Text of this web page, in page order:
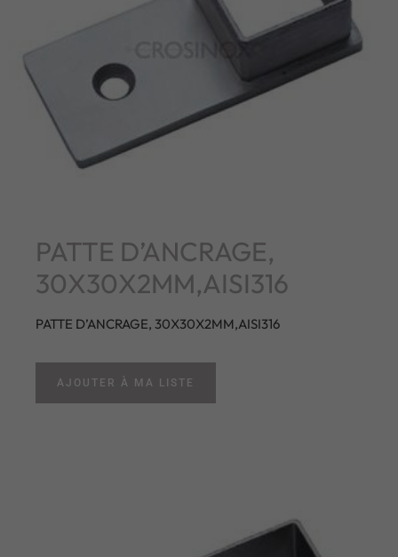
PATTE D’ANCRAGE,
30X30X2MM,AISI316
PATTE D’ANCRAGE, 30X30X2MM,AISI316
AJOUTER À MA LISTE